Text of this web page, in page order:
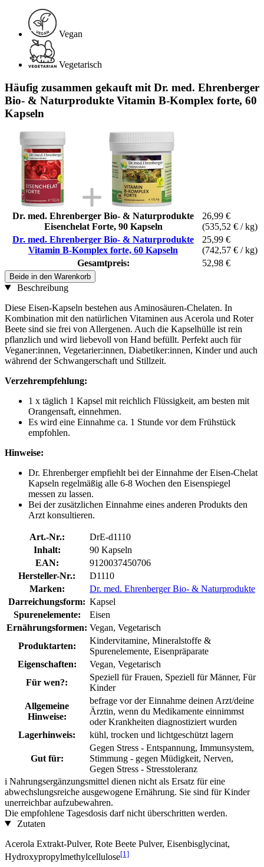
Vegan
Vegetarisch
Häufig zusammen gekauft mit Dr. med. Ehrenberger
Bio- & Naturprodukte Vitamin B-Komplex forte, 60
Kapseln
Dr. med. Ehrenberger Bio- & Naturprodukte
Eisenchelat Forte, 90 Kapseln
26,99 €
(535,52 € / kg)
Dr. med. Ehrenberger Bio- & Naturprodukte
Vitamin B-Komplex forte, 60 Kapseln
25,99 €
(742,57 € / kg)
Gesamtpreis:
52,98 €
Beide in den Warenkorb
Beschreibung
Diese Eisen-Kapseln bestehen aus Aminosäuren-Chelaten. In
Kombination mit den natürlichen Vitaminen aus Acerola und Roter
Beete sind sie frei von Allergenen. Auch die Kapselhülle ist rein
pflanzlich und wird liebevoll von Hand befüllt. Perfekt auch für
Veganer:innen, Vegetarier:innen, Diabetiker:innen, Kinder und auch
während der Schwangerschaft und Stillzeit.
Verzehrempfehlung:
1 x täglich 1 Kapsel mit reichlich Flüssigkeit, am besten mit
Orangensaft, einnehmen.
Es wird eine Einnahme ca. 1 Stunde vor dem Frühstück
empfohlen.
Hinweise:
Dr. Ehrenberger empfiehlt bei der Einnahme der Eisen-Chelat
Kapseln regelmäßig alle 6-8 Wochen den Eisenspiegel
messen zu lassen.
Bei der zusätzlichen Einnahme eines anderen Produkts den
Arzt konsultieren.
Art.-Nr.:
DrE-d1110
Inhalt:
90 Kapseln
EAN:
9120037450706
Hersteller-Nr.:
D1110
Marken:
Dr. med. Ehrenberger Bio- & Naturprodukte
Darreichungsform: Kapsel
Spurenelemente:
Eisen
Ernährungsformen: Vegan, Vegetarisch
Produktarten:
Kindervitamine, Mineralstoffe &
Spurenelemente, Eisenpräparate
Eigenschaften:
Vegan, Vegetarisch
Für wen?:
Speziell für Frauen, Speziell für Männer, Für
Kinder
Allgemeine
Hinweise:
befrage vor der Einnahme deinen Arzt/deine
Ärztin, wenn du Medikamente einnimmst
oder Krankheiten diagnostiziert wurden
Lagerhinweis:
kühl, trocken und lichtgeschützt lagern
Gut für:
Gegen Stress - Entspannung, Immunsystem,
Stimmung - gegen Müdigkeit, Nerven,
Gegen Stress - Stresstoleranz
i Nahrungsergänzungsmittel dienen nicht als Ersatz für eine
abwechslungsreiche ausgewogene Ernährung. Sie sind für Kinder
unerreichbar aufzubewahren.
Die empfohlene Tagesdosis darf nicht überschritten werden.
Zutaten
Acerola Extrakt-Pulver, Rote Beete Pulver, Eisenbisglycinat,
Hydroxypropylmethylcellulose[1]